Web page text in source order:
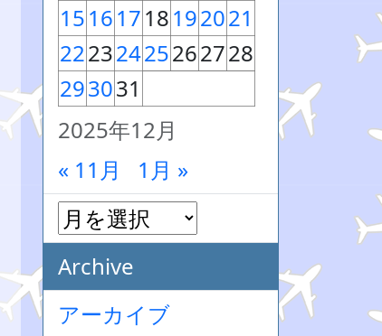
2025年12月
15161718192021
22232425262728
293031
« 11月 1月 »
Archive
アーカイブ